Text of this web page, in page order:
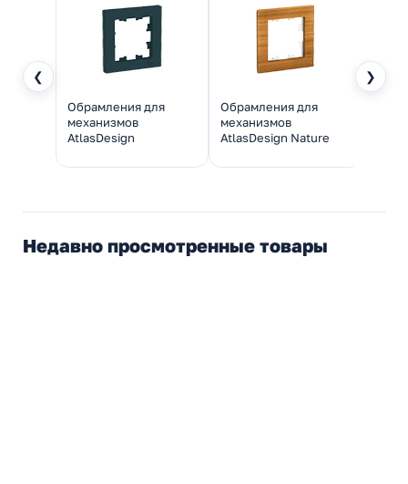
❮ ❯
Обрамления для
механизмов
AtlasDesign
Обрамления для
механизмов
AtlasDesign Nature
Недавно просмотренные товары